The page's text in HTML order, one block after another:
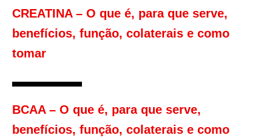
CREATINA – O que é, para que serve,
benefícios, função, colaterais e como
tomar
BCAA – O que é, para que serve,
benefícios, função, colaterais e como